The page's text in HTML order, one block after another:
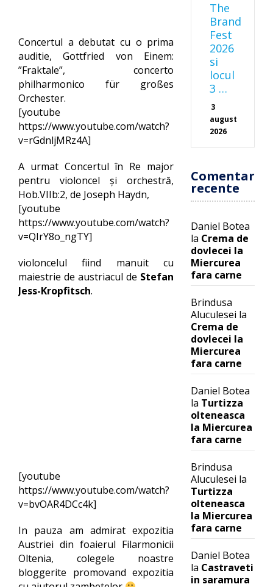
Concertul a debutat cu o prima
auditie, Gottfried von Einem:
”Fraktale”, concerto
philharmonico für großes
Orchester.
[youtube
https://www.youtube.com/watch?
v=rGdnljMRz4A]
A urmat Concertul în Re major
pentru violoncel şi orchestră,
Hob.VIIb:2, de Joseph Haydn,
[youtube
https://www.youtube.com/watch?
v=QIrY8o_ngTY]
violoncelul fiind manuit cu
maiestrie de austriacul de Stefan
Jess-Kropfitsch.
[youtube
https://www.youtube.com/watch?
v=bvOAR4DCc4k]
In pauza am admirat expozitia
Austriei din foaierul Filarmonicii
Oltenia, colegele noastre
bloggerite promovand expozitia
The
Brand
Fest
2026
si
locul
3 …
3
august
2026
Comentarii
recente
Daniel Botea
la Crema de
dovlecei la
Miercurea
fara carne
Brindusa
Aluculesei la
Crema de
dovlecei la
Miercurea
fara carne
Daniel Botea
la Turtizza
olteneasca
la Miercurea
fara carne
Brindusa
Aluculesei la
Turtizza
olteneasca
la Miercurea
fara carne
Daniel Botea
la Castraveti
in saramura